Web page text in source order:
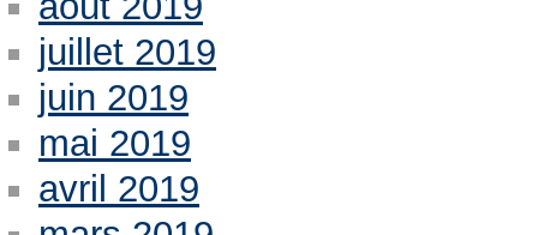
juillet 2019
juin 2019
mai 2019
avril 2019